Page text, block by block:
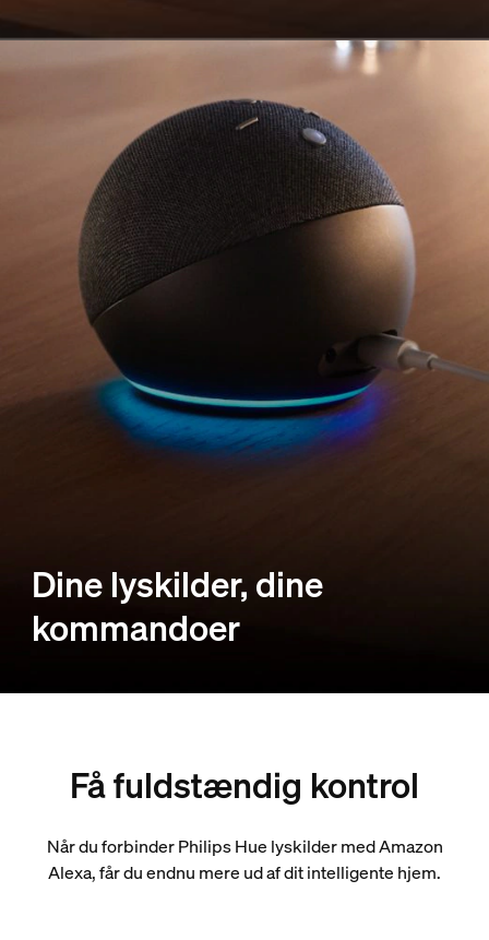
Dine lyskilder, dine
kommandoer
Få fuldstændig kontrol
Når du forbinder Philips Hue lyskilder med Amazon
Alexa, får du endnu mere ud af dit intelligente hjem.